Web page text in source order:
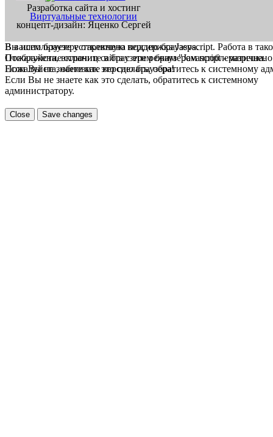
Разработка сайта и хостинг
Виртуальные технологии
концепт-дизайн: Яценко Сергей
В вашем браузере отключена поддержка Jasvscript. Работа в
Пожалуйста, включите в браузере режим "Javascript -
Если Вы не знаете как это сделать, обратитесь к системному
Вы используете устаревшую версию браузера.
Отображение страниц сайта с этим браузером проблематична.
Пожалуйста, обновите версию браузера!
Если Вы не знаете как это сделать, обратитесь к системному
администратору.
Close Save changes